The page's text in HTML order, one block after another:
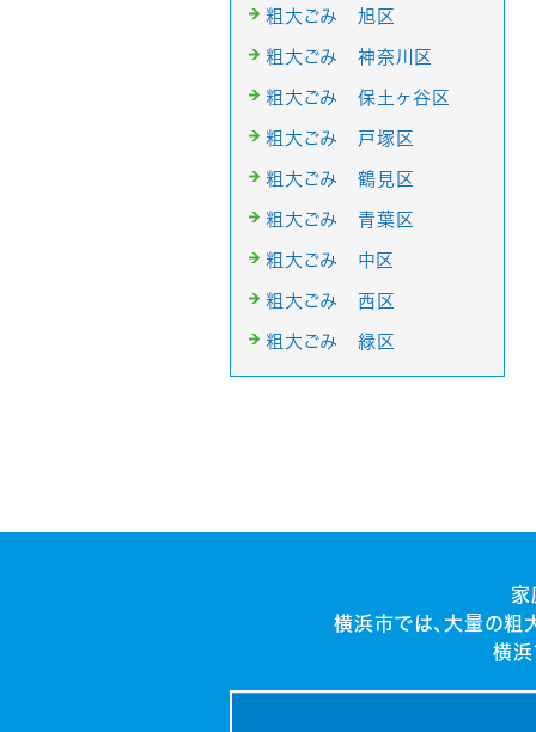
粗大ごみ 旭区
粗大ごみ 神奈川区
粗大ごみ 保土ヶ谷区
粗大ごみ 戸塚区
粗大ごみ 鶴見区
粗大ごみ 青葉区
粗大ごみ 中区
粗大ごみ 西区
粗大ごみ 緑区
家
横浜市では、大量の粗
横浜